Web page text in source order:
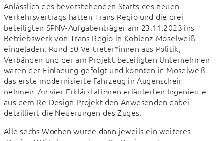
Anlässlich des bevorstehenden Starts des neuen
Verkehrsvertrags hatten Trans Regio und die drei
beteiligten SPNV-Aufgabenträger am 23.11.2023 ins
Betriebswerk von Trans Regio in Koblenz-Moselweiß
eingeladen. Rund 50 Vertreter*innen aus Politik,
Verbänden und der am Projekt beteiligten Unternehmen
waren der Einladung gefolgt und konnten in Moselweiß
das erste modernisierte Fahrzeug in Augenschein
nehmen. An vier Erklärstationen erläuterten Ingenieure
aus dem Re-Design-Projekt den Anwesenden dabei
detailliert die Neuerungen des Zuges.
Alle sechs Wochen wurde dann jeweils ein weiteres